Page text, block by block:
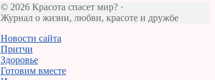
© 2026 Красота спасет мир? ·
Журнал о жизни, любви, красоте и дружбе
Новости сайта
Притчи
Здоровье
Готовим вместе